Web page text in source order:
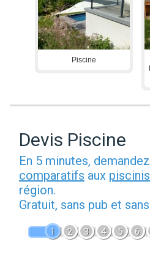
Piscine
Devis Piscine
En 5 minutes, demandez
comparatifs aux
région.
Gratuit, sans pub et
1 2 3 4 5 6